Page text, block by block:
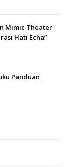
Mimic Theater
Hati Echa”
Panduan